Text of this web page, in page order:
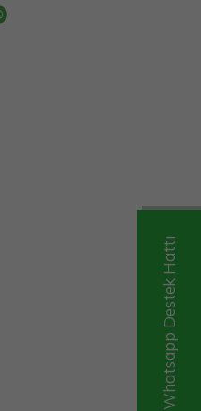
Whatsapp Destek Hattı